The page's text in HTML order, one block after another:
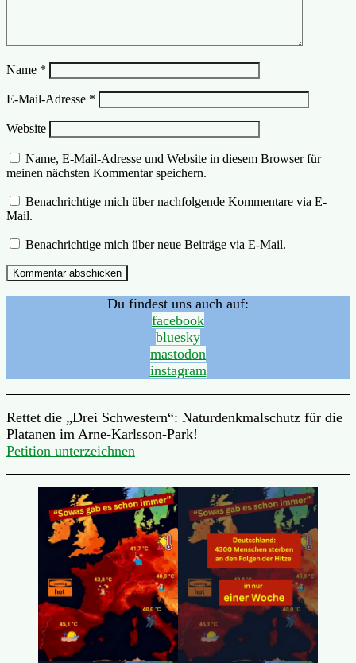
Name *
E-Mail-Adresse *
Website
Name, E-Mail-Adresse und Website in diesem Browser für
meinen nächsten Kommentar speichern.
Benachrichtige mich über nachfolgende Kommentare via E-
Mail.
Benachrichtige mich über neue Beiträge via E-Mail.
Du findest uns auch auf:
facebook
bluesky
mastodon
instagram
Rettet die „Drei Schwestern“: Naturdenkmalschutz für die
Platanen im Arne-Karlsson-Park!
Petition unterzeichnen